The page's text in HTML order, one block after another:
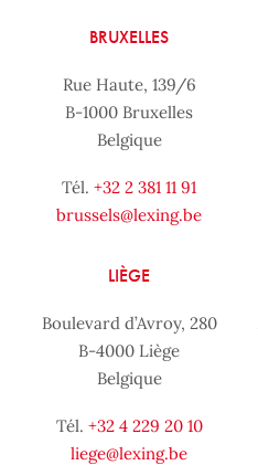
BRUXELLES
Rue Haute, 139/6
B-1000 Bruxelles
Belgique
Tél. +32 2 381 11 91
brussels@lexing.be
LIÈGE
Boulevard d’Avroy, 280
B-4000 Liège
Belgique
Tél. +32 4 229 20 10
liege@lexing.be